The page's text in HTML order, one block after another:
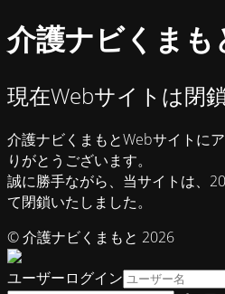
介護ナビくまも
現在Webサイトは閉
介護ナビくまもとWebサイトに
りがとうございます。
誠に勝手ながら、当サイトは、
て閉鎖いたしました。
© 介護ナビくまもと 2026
ユーザーログイン